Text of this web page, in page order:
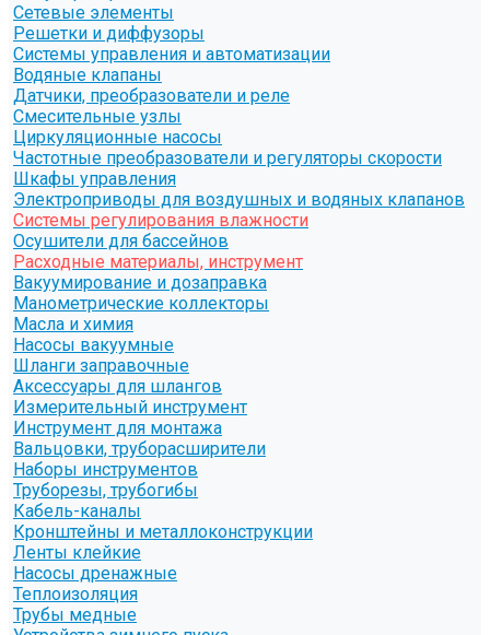
Сетевые элементы
Решетки и диффузоры
Системы управления и автоматизации
Водяные клапаны
Датчики, преобразователи и реле
Смесительные узлы
Циркуляционные насосы
Частотные преобразователи и регуляторы скорости
Шкафы управления
Электроприводы для воздушных и водяных клапанов
Системы регулирования влажности
Осушители для бассейнов
Расходные материалы, инструмент
Вакуумирование и дозаправка
Манометрические коллекторы
Масла и химия
Насосы вакуумные
Шланги заправочные
Аксессуары для шлангов
Измерительный инструмент
Инструмент для монтажа
Вальцовки, труборасширители
Наборы инструментов
Труборезы, трубогибы
Кабель-каналы
Кронштейны и металлоконструкции
Ленты клейкие
Насосы дренажные
Теплоизоляция
Трубы медные